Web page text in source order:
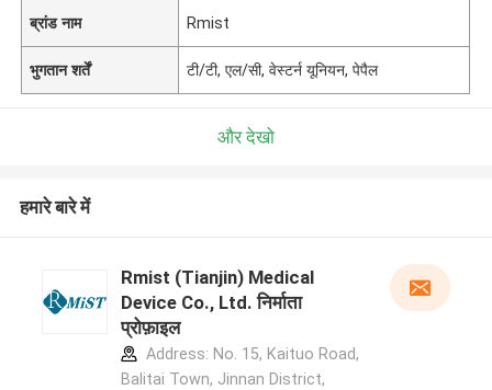
ब्रांड नाम Rmist
भुगतान शर्तें टी/टी, एल/सी, वेस्टर्न यूनियन, पेपैल
और देखो
हमारे बारे में
Rmist (Tianjin) Medical
Device Co., Ltd. निर्माता
प्रोफ़ाइल
Address: No. 15, Kaituo Road,
Balitai Town, Jinnan District,